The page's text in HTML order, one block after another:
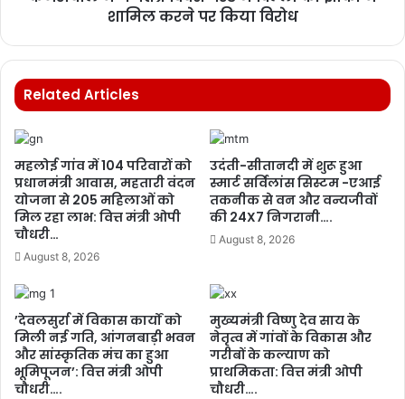
शामिल करने पर किया विरोध
Related Articles
महलोई गांव में 104 परिवारों को
प्रधानमंत्री आवास, महतारी वंदन
योजना से 205 महिलाओं को
मिल रहा लाभ: वित्त मंत्री ओपी
चौधरी…
August 8, 2026
उदंती-सीतानदी में शुरू हुआ
स्मार्ट सर्विलांस सिस्टम -एआई
तकनीक से वन और वन्यजीवों
की 24X7 निगरानी….
August 8, 2026
’देवलसुर्रा में विकास कार्यों को
मिली नई गति, आंगनबाड़ी भवन
और सांस्कृतिक मंच का हुआ
भूमिपूजन’: वित्त मंत्री ओपी
चौधरी….
मुख्यमंत्री विष्णु देव साय के
नेतृत्व में गांवों के विकास और
गरीबों के कल्याण को
प्राथमिकता: वित्त मंत्री ओपी
चौधरी….